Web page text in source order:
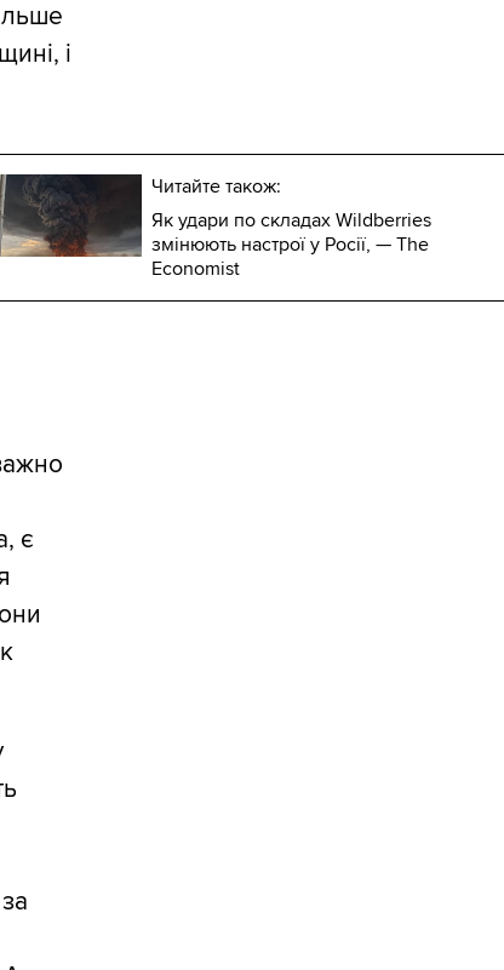
і
Читайте також:
Як удари по складах Wildberries
змінюють настрої у Росії, — The
Economist
є